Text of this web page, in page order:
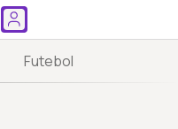
Futebol